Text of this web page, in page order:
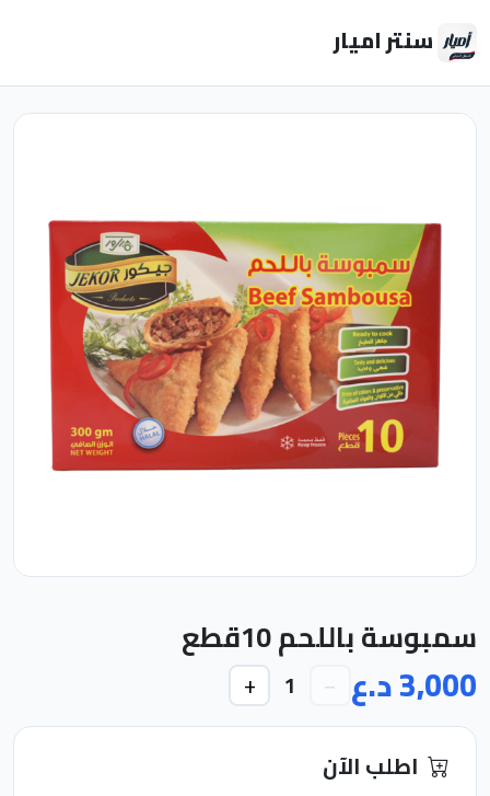
سنتر اميار
سمبوسة باللحم 10قطع
3,000 د.ع −
1
+
اطلب الآن